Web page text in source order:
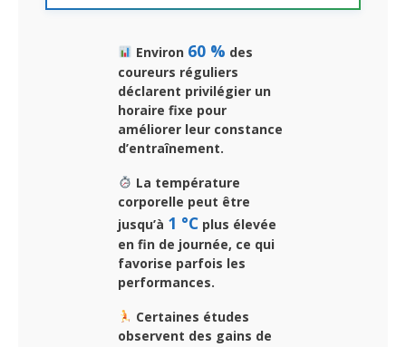
Environ 60 % des
coureurs réguliers
déclarent privilégier un
horaire fixe pour
améliorer leur constance
d’entraînement.
La température
corporelle peut être
jusqu’à 1 °C plus élevée
en fin de journée, ce qui
favorise parfois les
performances.
Certaines études
observent des gains de